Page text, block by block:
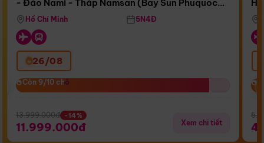
Bay Sun Phuquoc Airways
- Đảo Nami - Tháp Namsan (Bay Sun Phuquoc
Airways)
Hồ Chí Minh 5N4Đ
26/08
Còn 9/10 chỗ
Còn 9/10 chỗ
13.999.000đ -14%
11.999.000đ Xem chi tiết